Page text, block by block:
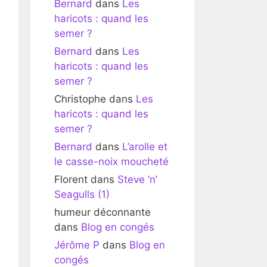
Bernard dans Les
haricots : quand les
semer ?
Bernard dans Les
haricots : quand les
semer ?
Christophe dans Les
haricots : quand les
semer ?
Bernard dans L’arolle et
le casse-noix moucheté
Florent dans Steve ‘n’
Seagulls (1)
humeur déconnante
dans Blog en congés
Jérôme P dans Blog en
congés